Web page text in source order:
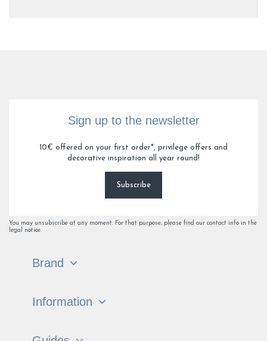
Sign up to the newsletter
10€ offered on your first order*, privilege offers and
decorative inspiration all year round!
Subscribe
You may unsubscribe at any moment. For that purpose, please find our contact info in the
legal notice.
Brand
Information